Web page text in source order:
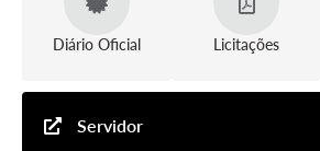
Diário Oficial Licitações
Servidor